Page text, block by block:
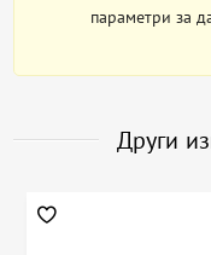
параметри за
Други